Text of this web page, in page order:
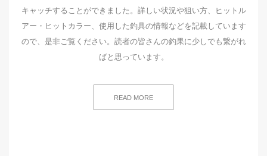
キャッチすることができました。詳しい状況や狙い方、ヒットル
アー・ヒットカラー、使用した釣具の情報などを記載しています
ので、是非ご覧ください。読者の皆さんの釣果に少しでも繋がれ
ばと思っています。
READ MORE